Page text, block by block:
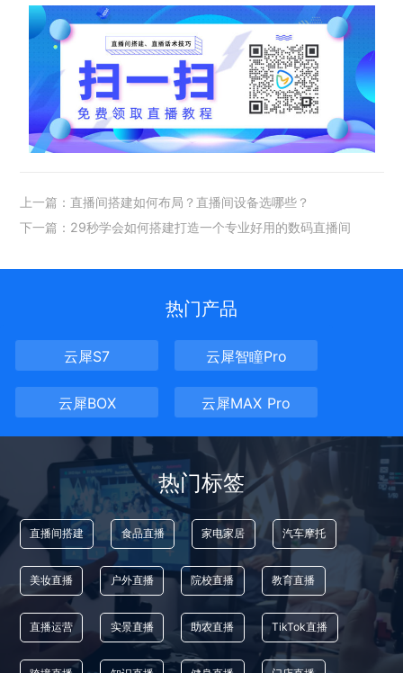
上一篇：直播间搭建如何布局？直播间设备选哪些？
下一篇：29秒学会如何搭建打造一个专业好用的数码直播间
热门产品
云犀S7 云犀智瞳Pro
云犀BOX 云犀MAX Pro
热门标签
直播间搭建 食品直播 家电家居 汽车摩托
美妆直播 户外直播 院校直播 教育直播
直播运营 实景直播 助农直播 TikTok直播